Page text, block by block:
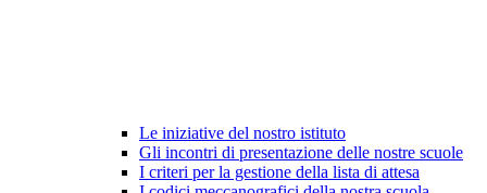
Le iniziative del nostro istituto
Gli incontri di presentazione delle nostre scuole
I criteri per la gestione della lista di attesa